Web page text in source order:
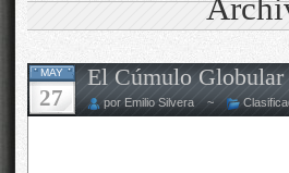
MAY
27
El Cúmulo Globular
por Emilio Silvera ~